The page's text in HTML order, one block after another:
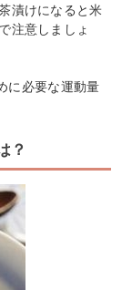
漬けになると米
注意しましょ
に必要な運動量
？